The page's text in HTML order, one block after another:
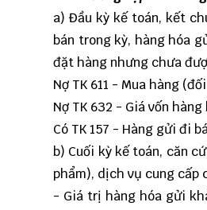
a) Đầu kỳ kế toán, kết
bán trong kỳ, hàng hóa
đặt hàng nhưng chưa
Nợ TK 611 - Mua hàng
Nợ TK 632 - Giá vốn
Có TK 157 - Hàng gửi đi
b) Cuối kỳ kế toán, căn
phẩm), dịch vụ cung cấp
- Giá trị hàng hóa gửi